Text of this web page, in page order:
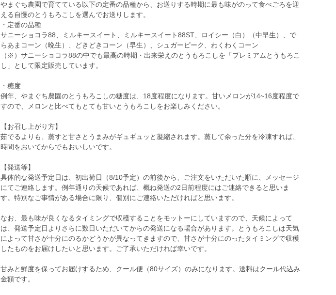
やまぐち農園で育てている以下の定番の品種から、お送りする時期に最も味がのって食べごろを迎
える自慢のとうもろこしを選んでお送りします。
・定番の品種
サニーショコラ88、ミルキースイート、ミルキースイート88ST、ロイシー（白）（中早生）、で
らあまコーン（晩生）、どきどきコーン（早生）、シュガーピーク、わくわくコーン
（※）サニーショコラ88の中でも最高の時期・出来栄えのとうもろこしを「プレミアムとうもろこ
し」として限定販売しています。
・糖度
例年、やまぐち農園のとうもろこしの糖度は、18度程度になります。甘いメロンが14~16度程度で
すので、メロンと比べてもとても甘いとうもろこしをお楽しみください。
【お召し上がり方】
茹でるよりも、蒸すと甘さとうまみがギュギュッと凝縮されます。蒸して余った分を冷凍すれば、
時間をおいてからでもおいしいです。
【発送等】
具体的な発送予定日は、初出荷日（8/10予定）の前後から、ご注文をいただいた順に、メッセージ
にてご連絡します。例年通りの天候であれば、概ね発送の2日前程度にはご連絡できると思いま
す。特別なご事情がある場合に限り、個別にご連絡いただければと思います。
なお、最も味が良くなるタイミングで収穫することをモットーにしていますので、天候によって
は、発送予定日よりさらに数日いただいてからの発送になる場合があります。とうもろこしは天気
によって甘さが十分にのるかどうかが異なってきますので、甘さが十分にのったタイミングで収穫
したものをお届けしたいと思います。ご了承いただければ幸いです。
甘みと鮮度を保ってお届けするため、クール便（80サイズ）のみになります。送料はクール代込み
金額です。